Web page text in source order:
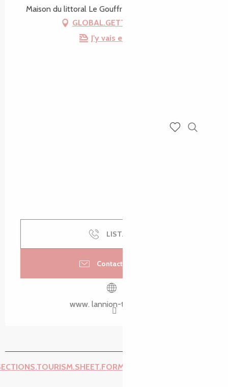
Maison du littoral Le Gouffre, 22820 Plougrescant
GLOBAL.GETTING_THERE
J'y vais en train !
LIST.CALL
Contactez-nous
www. lannion-tregor.com